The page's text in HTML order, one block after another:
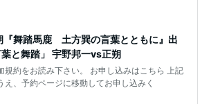
『舞踏馬鹿 土方巽の言葉とともに』出
と舞踏」 宇野邦一vs正朔
規約をお読み下さい。 お申し込みはこちら 上記
え、予約ページに移動してお申し込みく